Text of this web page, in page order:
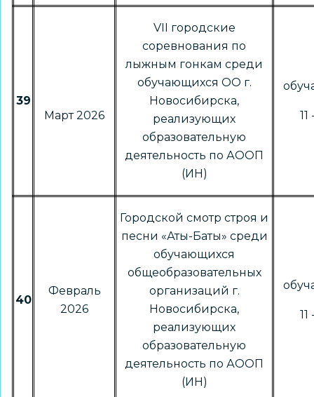
39
Март 2026
VII городские
соревнования по
лыжным гонкам среди
обучающихся ОО г.
Новосибирска,
реализующих
образовательную
деятельность по АООП
(ИН)
11
40
Февраль
2026
Городской смотр строя и
песни «Аты-Баты» среди
обучающихся
общеобразовательных
организаций г.
Новосибирска,
реализующих
образовательную
деятельность по АООП
(ИН)
11